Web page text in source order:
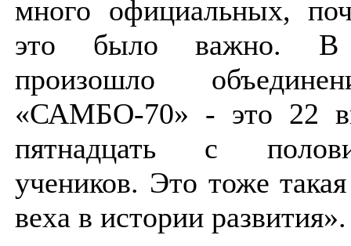
много официальных,
это было важно. В
произошло
«САМБО-70» - это 22
пятнадцать с
учеников. Это тоже
веха в истории